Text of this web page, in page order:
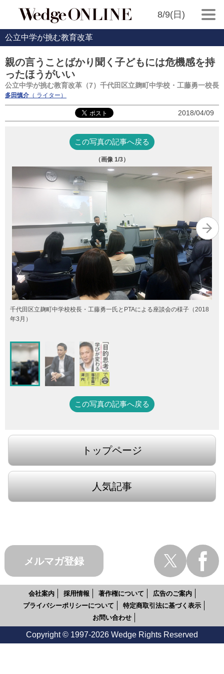
8/9(日)
公立中学が挑む教育改革
親の言うことばかり聞く子どもには危機感を持
ったほうがいい
公立中学が挑む教育改革（7）千代田区立麹町中学校・工藤勇一校長
多田慎介 （ ライター）
2018/04/09
この写真の記事へ戻る
（画像 1/3）
千代田区立麹町中学校校長・工藤勇一氏とPTAによる座談会の様子（2018
年3月）
この写真の記事へ戻る
トップページ
人気記事
メルマガ登録
会社案内 採用情報 著作権について
広告のご案内
プライバシーポリシーについて
特定商取引法に基づく表示
お問い合わせ
Copyright © 1997-2026 Wedge Rights Reserved